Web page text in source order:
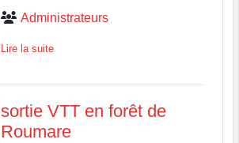
Administrateurs
Lire la suite
sortie VTT en forêt de
Roumare